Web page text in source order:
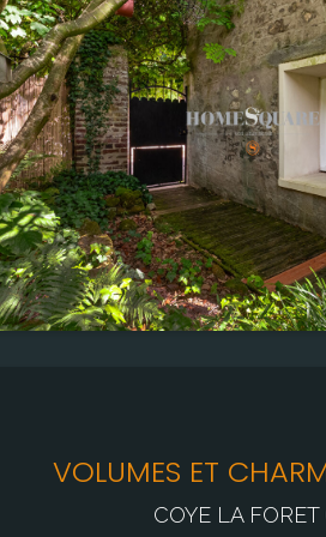
Terrain
228,00 m²
Pièce(s)
5
Chambre(s)
3
VOLUMES ET
COYE LA